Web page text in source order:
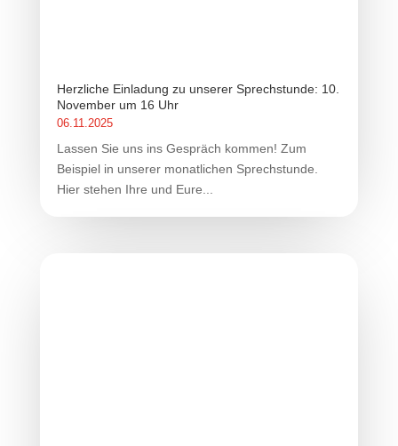
Herzliche Einladung zu unserer Sprechstunde: 10.
November um 16 Uhr
06.11.2025
Lassen Sie uns ins Gespräch kommen! Zum
Beispiel in unserer monatlichen Sprechstunde.
Hier stehen Ihre und Eure...